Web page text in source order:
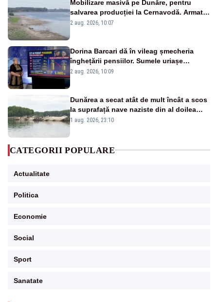
Mobilizare masivă pe Dunăre, pentru
salvarea producției la Cernavodă. Armata
va detona o stâncă și va devia apa
2 aug. 2026, 10:07
Dorina Barcari dă în vileag șmecheria
înghețării pensiilor. Sumele uriașe
pierdute de fiecare român
2 aug. 2026, 10:09
Dunărea a secat atât de mult încât a scos
la suprafață nave naziste din al doilea
război mondial
1 aug. 2026, 23:10
CATEGORII POPULARE
Actualitate
Politica
Economie
Social
Sport
Sanatate